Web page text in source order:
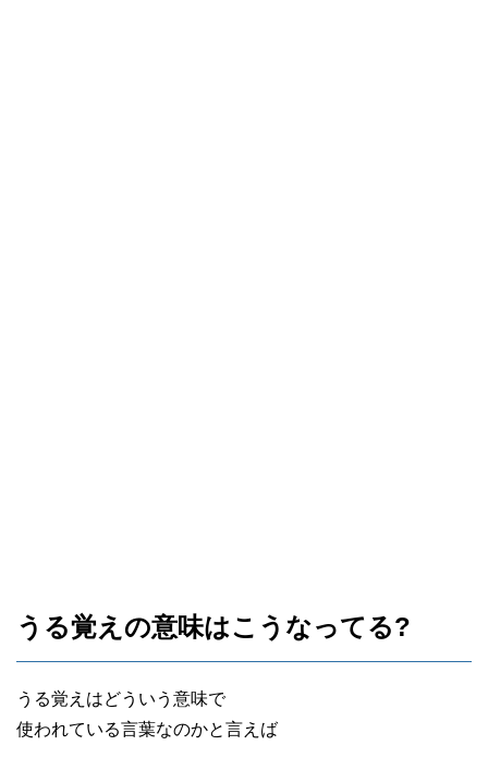
うる覚えの意味はこうなってる?
うる覚えはどういう意味で
使われている言葉なのかと言えば